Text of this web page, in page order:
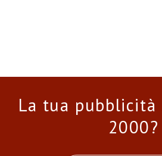
La tua pubblicità
2000?